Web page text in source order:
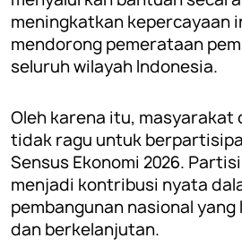
meningkatkan kepercayaan
mendorong pemerataan
seluruh wilayah Indonesia.
Oleh karena itu, masyarakat
tidak ragu untuk
Sensus Ekonomi 2026.
menjadi kontribusi nyata
pembangunan nasional
dan berkelanjutan.